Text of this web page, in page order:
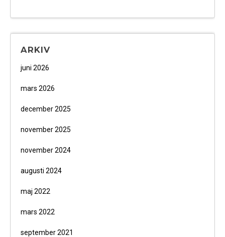
ARKIV
juni 2026
mars 2026
december 2025
november 2025
november 2024
augusti 2024
maj 2022
mars 2022
september 2021